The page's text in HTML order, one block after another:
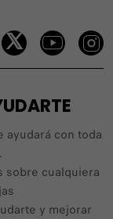
ayudará con toda
sobre cualquiera
y mejorar